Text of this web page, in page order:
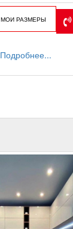
МОИ РАЗМЕРЫ
Подробнее...